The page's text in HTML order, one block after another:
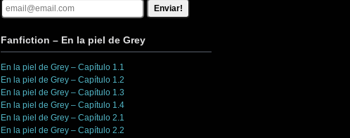
Fanfiction – En la piel de Grey
En la piel de Grey – Capítulo 1.1
En la piel de Grey – Capítulo 1.2
En la piel de Grey – Capítulo 1.3
En la piel de Grey – Capítulo 1.4
En la piel de Grey – Capítulo 2.1
En la piel de Grey – Capítulo 2.2